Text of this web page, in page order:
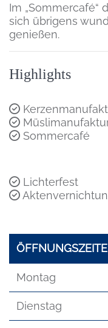
Im „Sommercafé“
sich übrigens
genießen.
Highlights
Sommercafé
Lichterfest
Montag
Dienstag